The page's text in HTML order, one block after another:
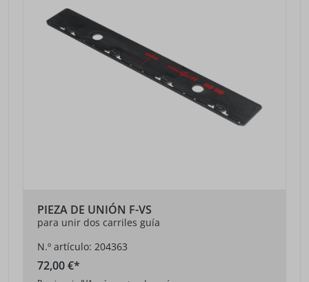
PIEZA DE UNIÓN F-VS
para unir dos carriles guía
N.º artículo: 204363
72,00 €*